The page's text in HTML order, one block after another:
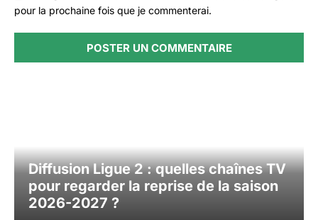
pour la prochaine fois que je commenterai.
Diffusion Ligue 2 : quelles chaînes TV
pour regarder la reprise de la saison
2026-2027 ?